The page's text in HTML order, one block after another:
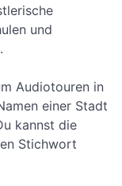
und
Audiotouren in
einer Stadt
kannst die
Stichwort